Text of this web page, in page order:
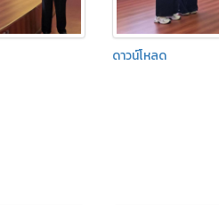
ดาวน์โหลด